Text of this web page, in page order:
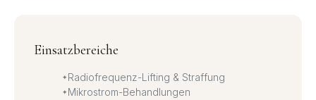
Einsatzbereiche
Radiofrequenz-Lifting & Straffung
Mikrostrom-Behandlungen